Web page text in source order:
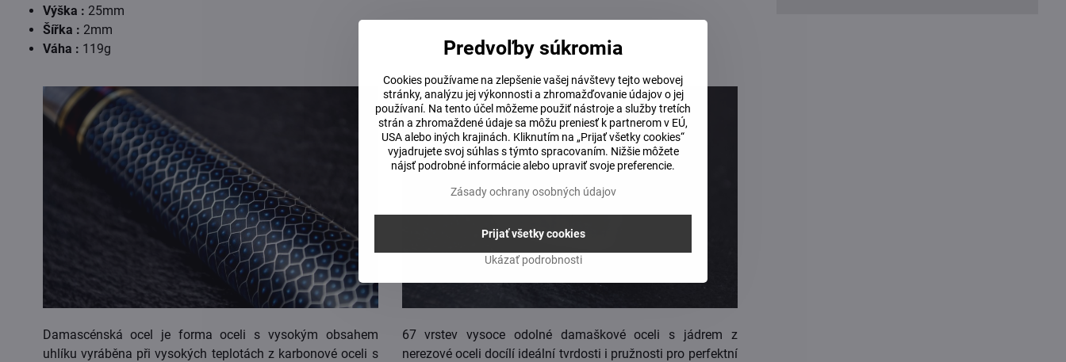
Výška : 25mm
Šířka : 2mm
Váha : 119g
Damascénská ocel je forma oceli s vysokým obsahem
uhlíku vyráběna při vysokých teplotách z karbonové oceli s
67 vrstev vysoce odolné damaškové oceli s jádrem z
nerezové oceli docílí ideální tvrdosti i pružnosti pro perfektní
Predvoľby súkromia
Cookies používame na zlepšenie vašej návštevy tejto webovej
stránky, analýzu jej výkonnosti a zhromažďovanie údajov o jej
používaní. Na tento účel môžeme použiť nástroje a služby tretích
strán a zhromaždené údaje sa môžu preniesť k partnerom v EÚ,
USA alebo iných krajinách. Kliknutím na „Prijať všetky cookies“
vyjadrujete svoj súhlas s týmto spracovaním. Nižšie môžete
nájsť podrobné informácie alebo upraviť svoje preferencie.
Zásady ochrany osobných údajov
Ukázať podrobnosti
Prijať všetky cookies